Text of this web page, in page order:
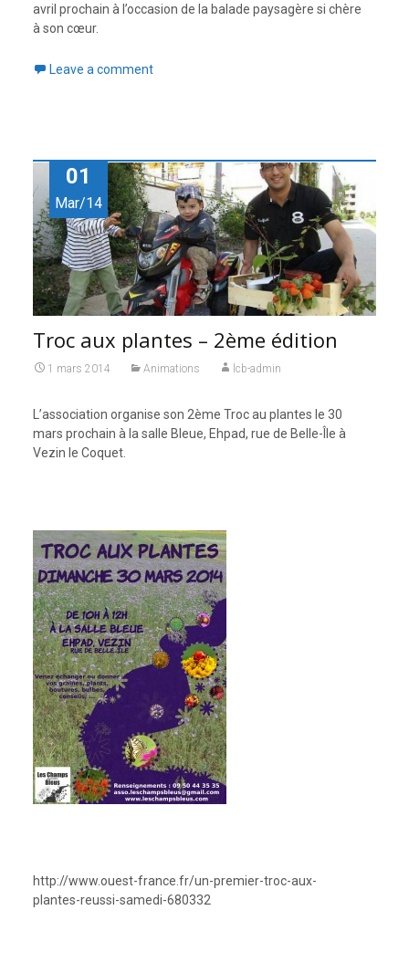
avril prochain à l’occasion de la balade paysagère si chère
à son cœur.
Leave a comment
01
Mar/14
Troc aux plantes – 2ème édition
1 mars 2014 Animations lcb-admin
L’association organise son 2ème Troc au plantes le 30
mars prochain à la salle Bleue, Ehpad, rue de Belle-Île à
Vezin le Coquet.
http://www.ouest-france.fr/un-premier-troc-aux-
plantes-reussi-samedi-680332